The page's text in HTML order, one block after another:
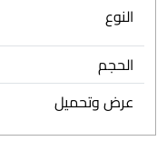
النوع
الحجم
عرض وتحميل